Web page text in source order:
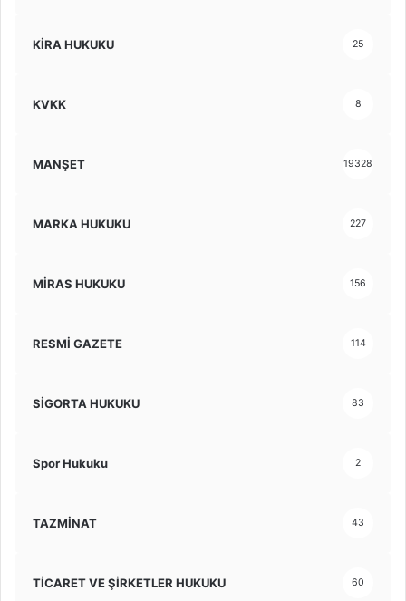
KİRA HUKUKU 25
KVKK 8
MANŞET 19328
MARKA HUKUKU 227
MİRAS HUKUKU 156
RESMİ GAZETE 114
SİGORTA HUKUKU 83
Spor Hukuku 2
TAZMİNAT 43
TİCARET VE ŞİRKETLER HUKUKU 60